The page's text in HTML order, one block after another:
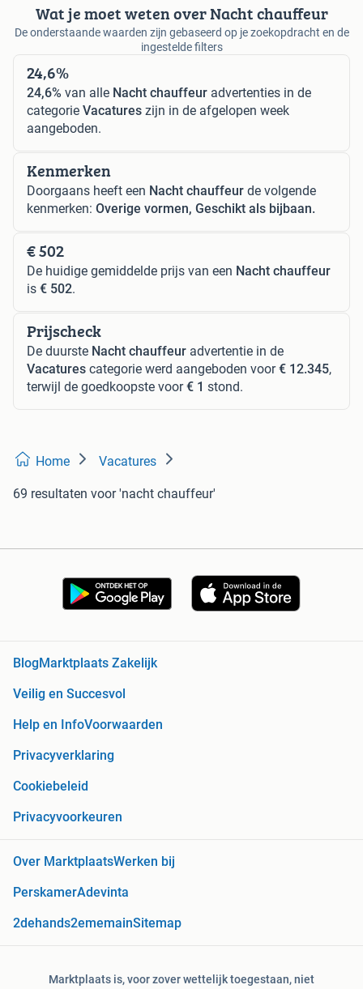
Wat je moet weten over Nacht chauffeur
De onderstaande waarden zijn gebaseerd op je zoekopdracht en de
ingestelde filters
24,6%
24,6% van alle Nacht chauffeur advertenties in de
categorie Vacatures zijn in de afgelopen week
aangeboden.
Kenmerken
Doorgaans heeft een Nacht chauffeur de volgende
kenmerken: Overige vormen, Geschikt als bijbaan.
€ 502
De huidige gemiddelde prijs van een Nacht chauffeur
is € 502.
Prijscheck
De duurste Nacht chauffeur advertentie in de
Vacatures categorie werd aangeboden voor€ 12.345,
terwijl de goedkoopste voor€ 1 stond.
Home Vacatures
69 resultaten voor 'nacht chauffeur'
BlogMarktplaats Zakelijk
Veilig en Succesvol
Help en InfoVoorwaarden
Privacyverklaring
Cookiebeleid
Privacyvoorkeuren
Over MarktplaatsWerken bij
PerskamerAdevinta
2dehands2ememainSitemap
Marktplaats is, voor zover wettelijk toegestaan, niet